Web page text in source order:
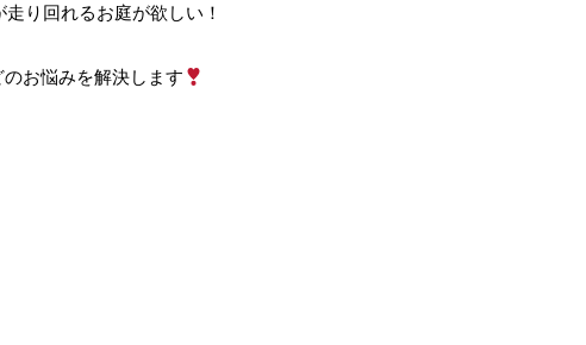
走り回れるお庭が欲しい！
お悩みを解決します